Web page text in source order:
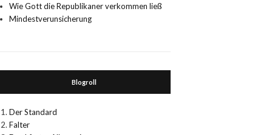
Wie Gott die Republikaner verkommen ließ
Mindestverunsicherung
Blogroll
Der Standard
Falter